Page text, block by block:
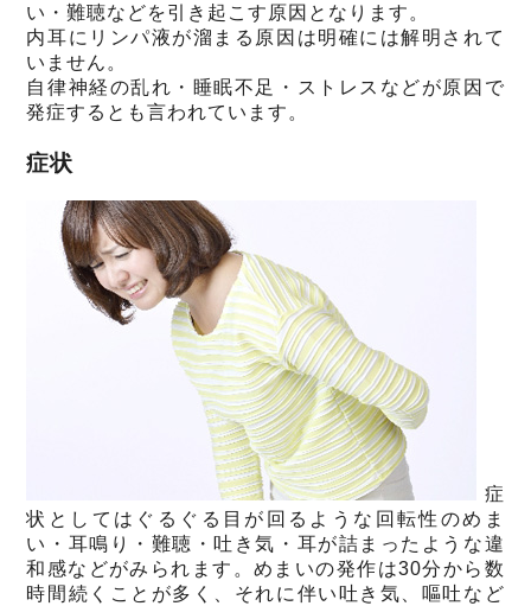
い・難聴などを引き起こす原因となります。
内耳にリンパ液が溜まる原因は明確には解明されて
いません。
自律神経の乱れ・睡眠不足・ストレスなどが原因で
発症するとも言われています。
症状
症
状としてはぐるぐる目が回るような回転性のめま
い・耳鳴り・難聴・吐き気・耳が詰まったような違
和感などがみられます。めまいの発作は30分から数
時間続くことが多く、それに伴い吐き気、嘔吐など